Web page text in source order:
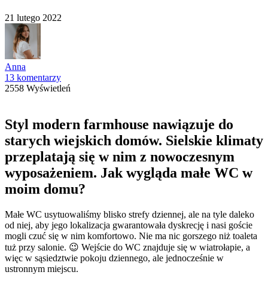
21 lutego 2022
Anna
13 komentarzy
2558 Wyświetleń
Styl modern farmhouse nawiązuje do
starych wiejskich domów. Sielskie klimaty
przeplatają się w nim z nowoczesnym
wyposażeniem. Jak wygląda małe WC w
moim domu?
Małe WC usytuowaliśmy blisko strefy dziennej, ale na tyle daleko
od niej, aby jego lokalizacja gwarantowała dyskrecję i nasi goście
mogli czuć się w nim komfortowo. Nie ma nic gorszego niż toaleta
tuż przy salonie. 😉 Wejście do WC znajduje się w wiatrołapie, a
więc w sąsiedztwie pokoju dziennego, ale jednocześnie w
ustronnym miejscu.